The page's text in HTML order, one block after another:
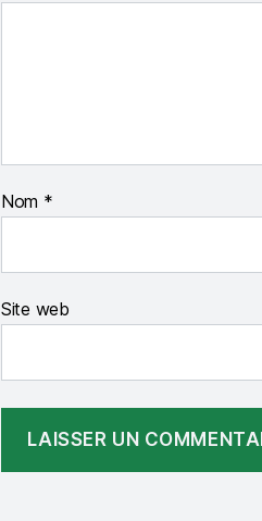
Nom *
Site web